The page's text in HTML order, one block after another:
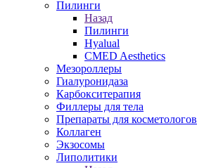
Пилинги
Назад
Пилинги
Hyalual
CMED Aesthetics
Мезороллеры
Гиалуронидаза
Карбокситерапия
Филлеры для тела
Препараты для косметологов
Коллаген
Экзосомы
Липолитики